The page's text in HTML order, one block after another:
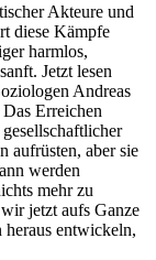
Akteure und
diese Kämpfe
harmlos,
Jetzt lesen
Andreas
Erreichen
aufrüsten, aber sie
werden
mehr zu
jetzt aufs Ganze
heraus entwickeln,